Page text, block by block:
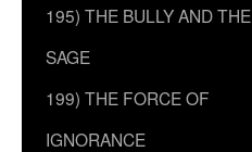
195) THE BULLY AND THE
SAGE
199) THE FORCE OF
IGNORANCE